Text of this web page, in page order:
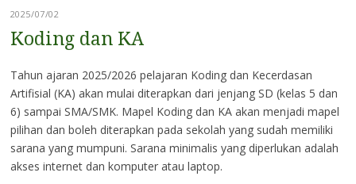
2025/07/02
Koding dan KA
Tahun ajaran 2025/2026 pelajaran Koding dan Kecerdasan
Artifisial (KA) akan mulai diterapkan dari jenjang SD (kelas 5 dan
6) sampai SMA/SMK. Mapel Koding dan KA akan menjadi mapel
pilihan dan boleh diterapkan pada sekolah yang sudah memiliki
sarana yang mumpuni. Sarana minimalis yang diperlukan adalah
akses internet dan komputer atau laptop.